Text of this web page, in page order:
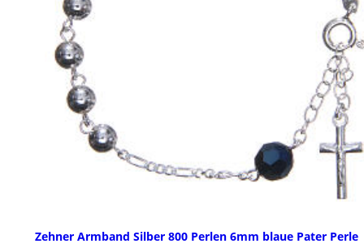
Zehner Armband Silber 800 Perlen 6mm blaue Pater Perle